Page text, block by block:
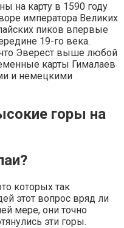
на карту в 1590 году
императора Великих
пиков впервые
19-го века.
что Эверест выше любой
карты Гималаев
и немецкими
горы на
которых так
этот вопрос вряд ли
мере, они точно
эти горы.